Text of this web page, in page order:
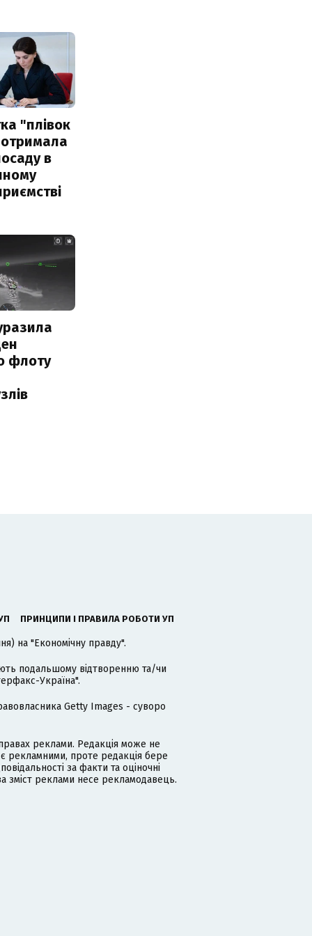
"плівок
в
флоту
ПРИНЦИПИ І ПРАВИЛА РОБОТИ УП
на "Економічну правду".
подальшому відтворенню та/чи
Україна".
Getty Images - суворо
реклами. Редакція може не
рекламними, проте редакція бере
за факти та оціночні
зміст реклами несе рекламодавець.